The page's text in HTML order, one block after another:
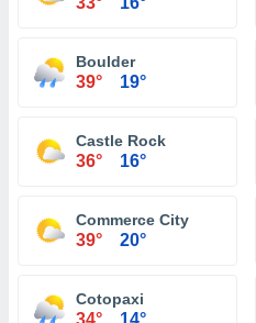
Boulder
39° 19°
Castle Rock
36° 16°
Commerce City
39° 20°
Cotopaxi
34° 14°